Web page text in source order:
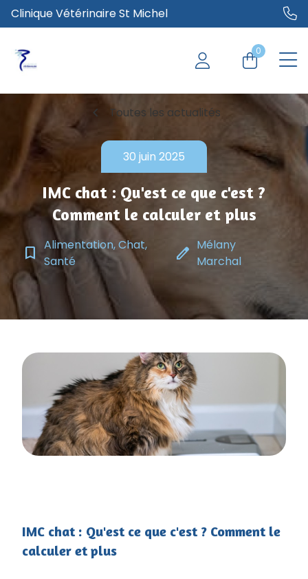
Clinique Vétérinaire St Michel
0
chevron_left Toutes les actualités
30 juin 2025
IMC chat : Qu'est ce que c'est ?
Comment le calculer et plus
bookmark_border Alimentation, Chat,
Santé
edit Mélany
Marchal
IMC chat : Qu'est ce que c'est ? Comment le
calculer et plus